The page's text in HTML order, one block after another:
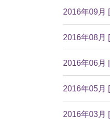
2016年09月
2016年08月
2016年06月
2016年05月
2016年03月